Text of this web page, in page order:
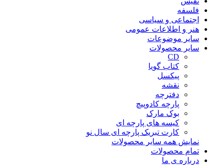
فلسفه
اجتماعی و سیاسی
هنر و اطلاعات عمومی
سایر موضوعات
سایر محصولات
CD
کتاب گویا
پیکسل
نقشه
دفترچه
پارچه کادوپیچ
بوک مارک
کیسه های پارچه ای
کارت تبریک پارچه ای سال نو
نمایش همه سایر محصولات
تمام محصولات
درباره ی ما